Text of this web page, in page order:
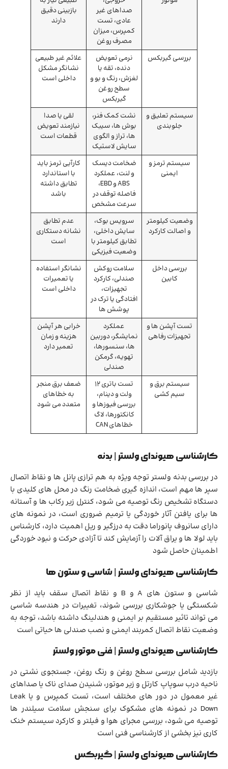
صداهای غیر
عادی، تست
کمپرس، میزان
مصرف روغن
بازبینی دقیق
دارند
بررسی گیربکس
نرمی تعویض
دنده، تقه یا
لغزش، رنگ و بو و
سطح روغن
گیربکس
علائم غیر طبیعی
نشانگر مشکل
داخلی است
سیستم تعلیق و
جلوبندی
نشت کمک فنر،
بوش ها، سیبک
ها، تراز و الگوی
سایش لاستیک
لقی یا صدا
نیازمند تعویض
قطعات است
سیستم ترمز و
ایمنی
ضخامت دیسک
و لنت، عملکرد
ABS و EBD،
فاصله توقف در
سرعت مشخص
کارآیی ترمز باید
با استاندارد
تطابق داشته
باشد
وضعیت کیلومتر
و اصالت کارکرد
سرویس بوک،
سایش داخلی،
تطابق کیلومتر با
وضعیت فیزیکی
عدم تطابق
نشانه دستکاری
است
بررسی داخل
کابین
سلامت روکش
صندلی، کارکرد
تجهیزات،
افتادگی یا ترک در
پوشش ها
نشانگر استفاده
یا تعمیرات
داخلی است
تست آپشن ها و
تجهیزات رفاهی
عملکرد
نمایشگر، دوربین
ها، سنسورها،
تهویه، گرمکن
صندلی
خرابی هر آپشن
هزینه و زمان
تعمیر دارد
سیستم برق و
سیم کشی
تست باتری 12
ولت و دینام،
بررسی فیوزها و
کانکتورها، لاگ
خطاهای CAN
ضعف برق منجر
به خطاهای
متعدد می شود
کارشناسی هیوندای ولستر | بدنه
در بررسی بدنه ولستر توجه ویژه به هم ترازی پانل ها و نقاط اتصال
سپر ها مهم است، اندازه گیری ضخامت رنگ در محل های کلیدی با
دستگاه تشخیص رنگ توصیه می شود، کنترل زیر رکاب ها و آستانه
ها برای یافتن آثار خوردگی یا ترمیم ضروری است، در نمونه های
دارای سانروف پانوراما دقت به درزگیر و ریل اهمیت دارد، کارشناس
باید لولا ها و یراق آلات را آزمایش کند تا آزادی حرکت و نبود خوردگی
اطمینان حاصل شود
کارشناسی هیوندای ولستر | شاسی و ستون ها
شاسی و ستون های A و B و نقاط اتصال سقف باید از نظر
شکستگی یا جوشکاری بررسی شوند، تغییرات در هندسه شاسی
می تواند تاثیر مستقیم بر ایمنی و هندلینگ داشته باشد، توجه به
وضعیت نقاط اتصال کمربند ایمنی و نصب صندلی ها حیاتی است
کارشناسی هیوندای ولستر | فنی موتور ولستر
بازدید شامل بررسی سطح روغن و رنگ روغن، جستجوی نشتی در
ناحیه درب سوپاپ کارتل و زیر موتور، شنیدن صدای ناک یا صداهای
غیر معمول در دور های مختلف است، تست کمپرس و یا Leak
Down در نمونه های مشکوک برای سنجش سلامت سیلندر ها
توصیه می شود، بررسی مجرای هوا و فیلتر و کارکرد سیستم خنک
کاری نیز بخشی از کارشناسی فنی است
کارشناسی هیوندای ولستر | گیربکس